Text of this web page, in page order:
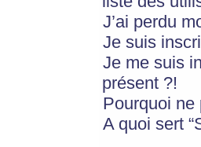
J’ai perdu
Je suis
Je me suis
présent ?!
Pourquoi ne
A quoi sert